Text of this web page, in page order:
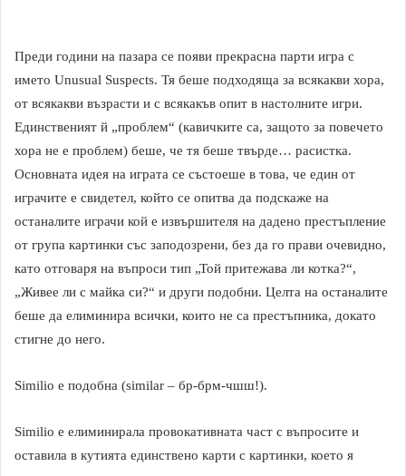
i
l
Преди години на пазара се появи прекрасна парти игра с
името Unusual Suspects. Тя беше подходяща за всякакви хора,
от всякакви възрасти и с всякакъв опит в настолните игри.
Единственият й „проблем“ (кавичките са, защото за повечето
хора не е проблем) беше, че тя беше твърде… расистка.
Основната идея на играта се състоеше в това, че един от
играчите е свидетел, който се опитва да подскаже на
останалите играчи кой е извършителя на дадено престъпление
от група картинки със заподозрени, без да го прави очевидно,
като отговаря на въпроси тип „Той притежава ли котка?“,
„Живее ли с майка си?“ и други подобни. Целта на останалите
беше да елиминира всички, които не са престъпника, докато
стигне до него.
Similio e подобна (similar – бр-брм-чшш!).
Similio е елиминирала провокативната част с въпросите и
оставила в кутията единствено карти с картинки, което я